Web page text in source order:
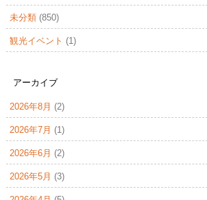
未分類(850)
観光イベント (1)
アーカイブ
2026年8月 (2)
2026年7月 (1)
2026年6月 (2)
2026年5月 (3)